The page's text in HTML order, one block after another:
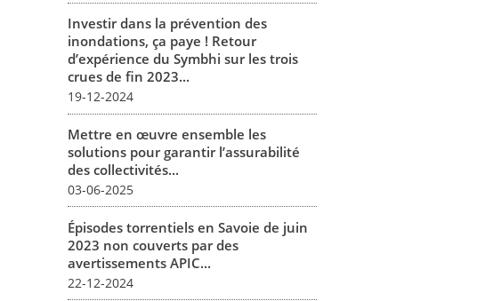
Investir dans la prévention des
inondations, ça paye ! Retour
d’expérience du Symbhi sur les trois
crues de fin 2023...
19-12-2024
Mettre en œuvre ensemble les
solutions pour garantir l’assurabilité
des collectivités...
03-06-2025
Épisodes torrentiels en Savoie de juin
2023 non couverts par des
avertissements APIC...
22-12-2024